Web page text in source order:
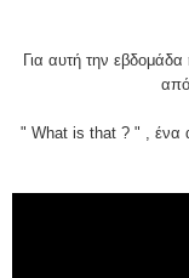
Για αυτή την
από
" What is that ? " , ένα